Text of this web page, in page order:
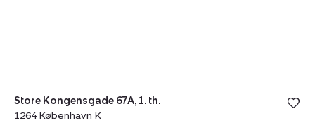
Store Kongensgade 67A, 1. th.
1264 København K